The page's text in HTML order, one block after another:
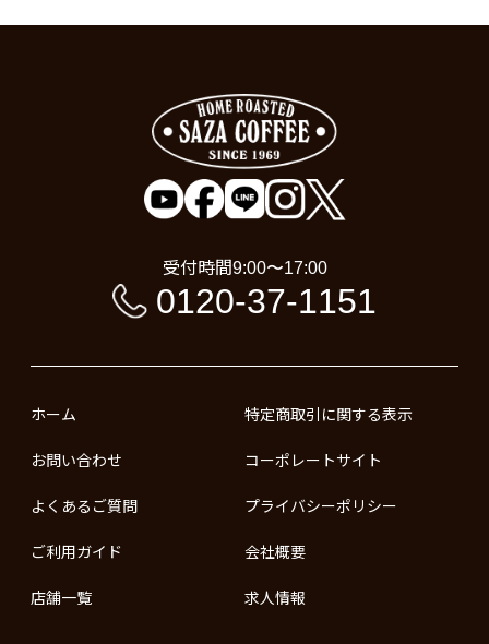
受付時間9:00〜17:00
0120-37-1151
ホーム
お問い合わせ
よくあるご質問
ご利用ガイド
店舗一覧
特定商取引に関する表示
コーポレートサイト
プライバシーポリシー
会社概要
求人情報